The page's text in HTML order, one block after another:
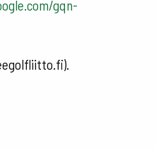
gqn-